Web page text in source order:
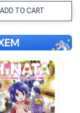
ADD TO CART